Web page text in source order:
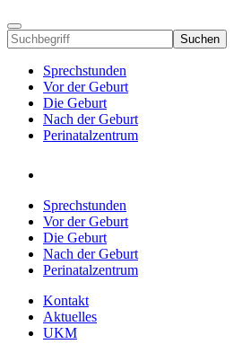
Suchen
Sprechstunden
Vor der Geburt
Die Geburt
Nach der Geburt
Perinatalzentrum
Sprechstunden
Vor der Geburt
Die Geburt
Nach der Geburt
Perinatalzentrum
Kontakt
Aktuelles
UKM